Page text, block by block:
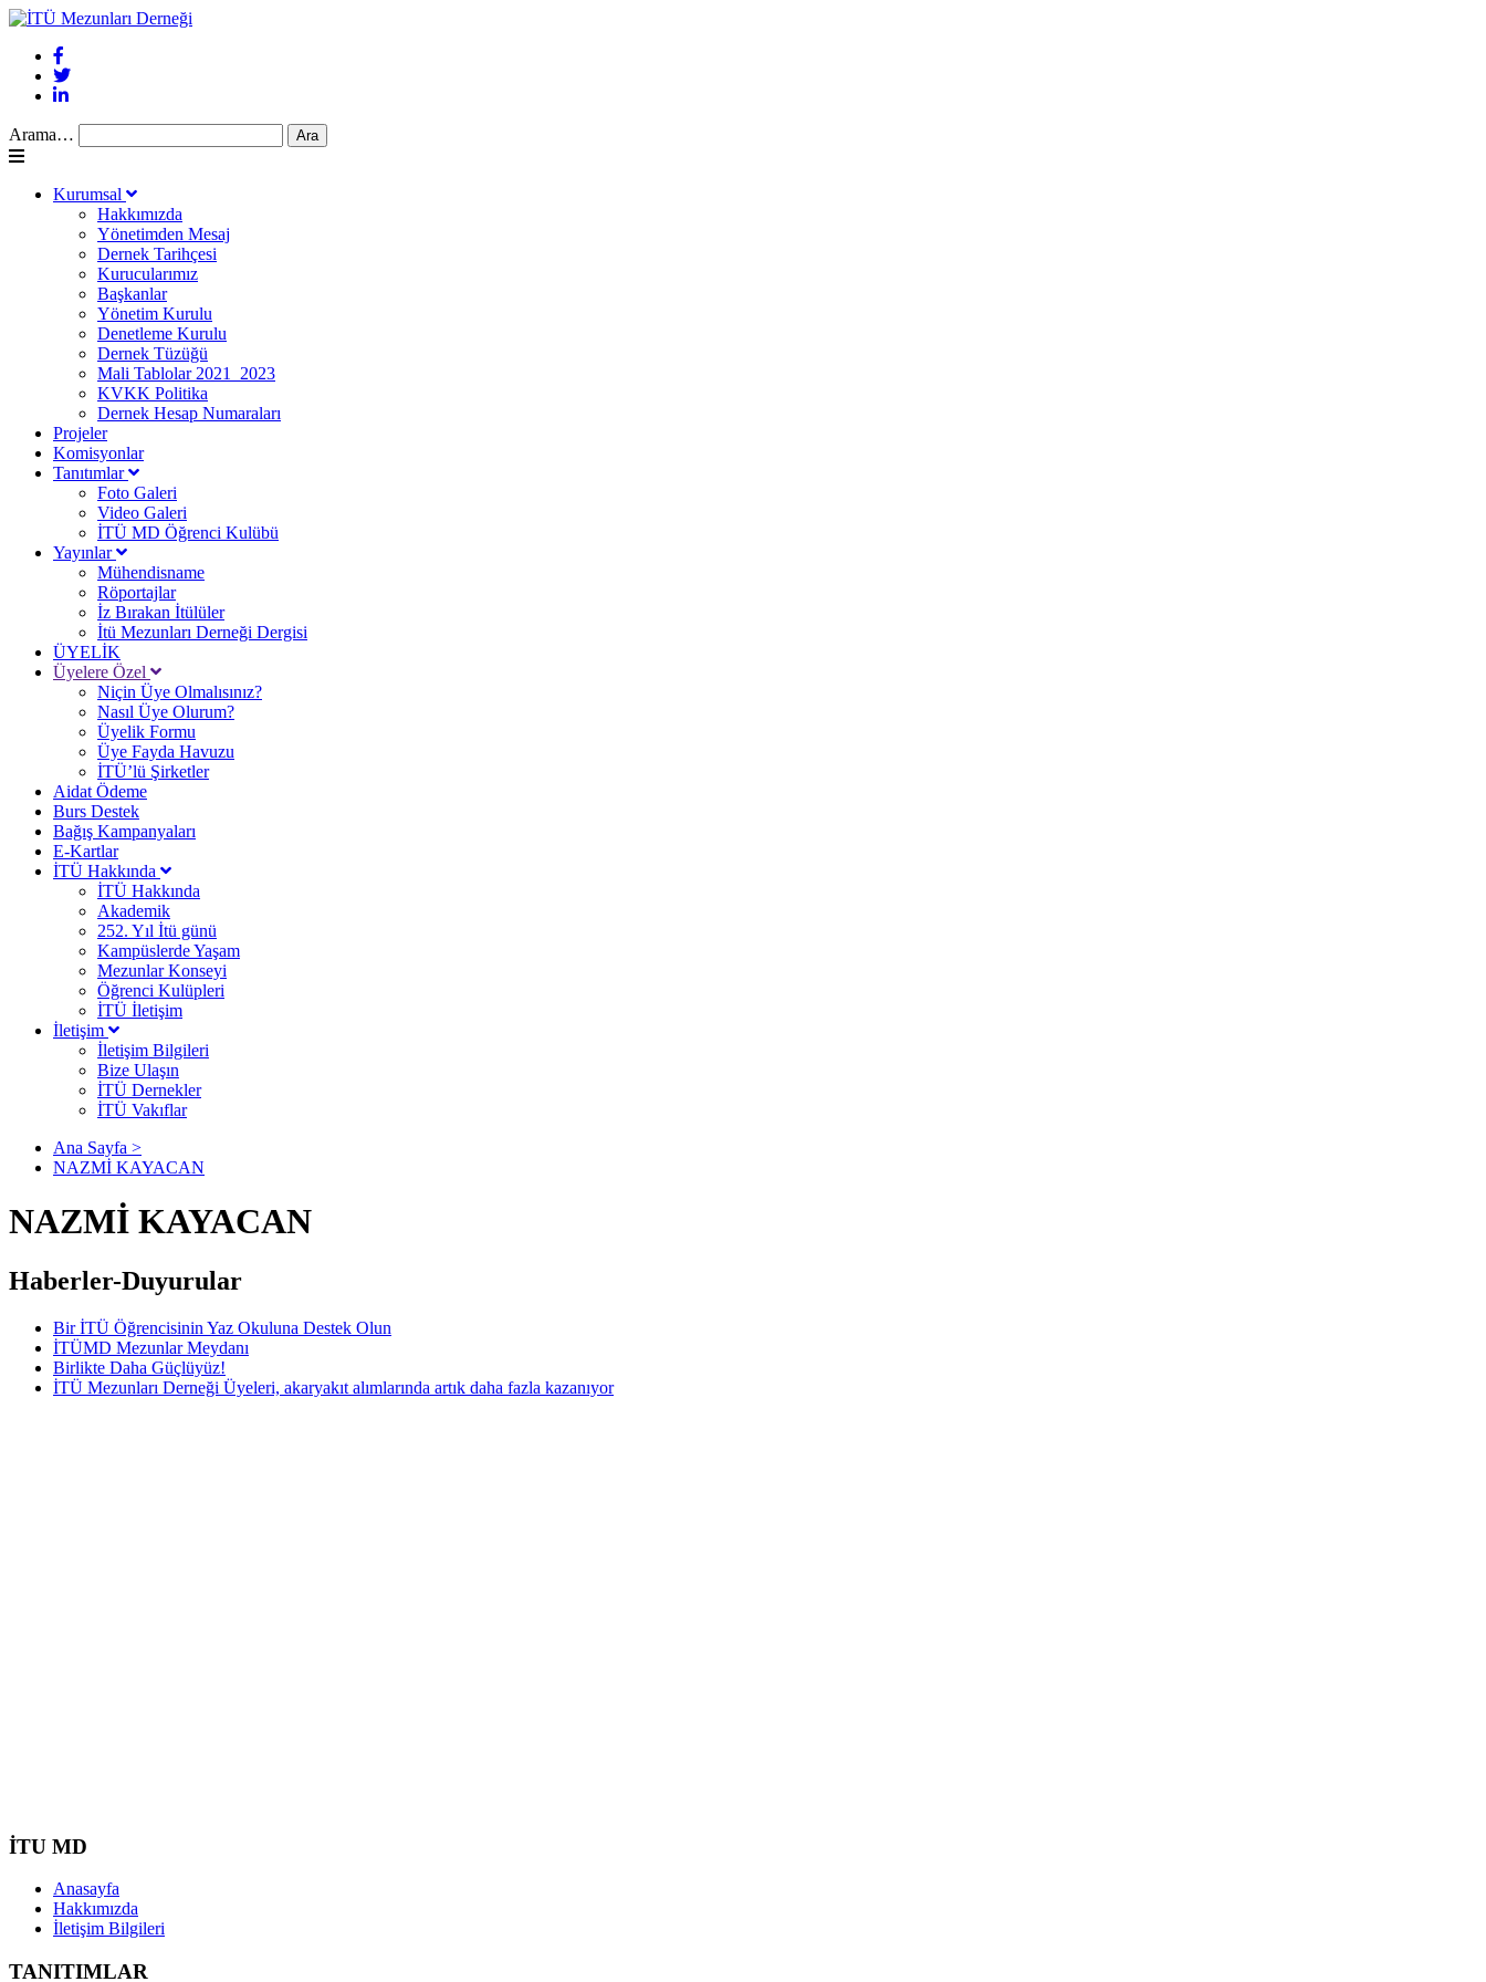
Arama…
Kurumsal
Hakkımızda
Yönetimden Mesaj
Dernek Tarihçesi
Kurucularımız
Başkanlar
Yönetim Kurulu
Denetleme Kurulu
Dernek Tüzüğü
Mali Tablolar 2021_2023
KVKK Politika
Dernek Hesap Numaraları
Projeler
Komisyonlar
Tanıtımlar
Foto Galeri
Video Galeri
İTÜ MD Öğrenci Kulübü
Yayınlar
Mühendisname
Röportajlar
İz Bırakan İtülüler
İtü Mezunları Derneği Dergisi
ÜYELİK
Üyelere Özel
Niçin Üye Olmalısınız?
Nasıl Üye Olurum?
Üyelik Formu
Üye Fayda Havuzu
İTÜ’lü Şirketler
Aidat Ödeme
Burs Destek
Bağış Kampanyaları
E-Kartlar
İTÜ Hakkında
İTÜ Hakkında
Akademik
252. Yıl İtü günü
Kampüslerde Yaşam
Mezunlar Konseyi
Öğrenci Kulüpleri
İTÜ İletişim
İletişim
İletişim Bilgileri
Bize Ulaşın
İTÜ Dernekler
İTÜ Vakıflar
Ana Sayfa >
NAZMİ KAYACAN
NAZMİ KAYACAN
Haberler-Duyurular
Bir İTÜ Öğrencisinin Yaz Okuluna Destek Olun
İTÜMD Mezunlar Meydanı
Birlikte Daha Güçlüyüz!
İTÜ Mezunları Derneği Üyeleri, akaryakıt alımlarında artık daha fazla kazanıyor
İTU MD
Anasayfa
Hakkımızda
İletişim Bilgileri
TANITIMLAR